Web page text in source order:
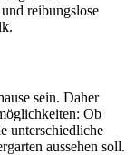
reibungslose
sein. Daher
Ob
unterschiedliche
aussehen soll.